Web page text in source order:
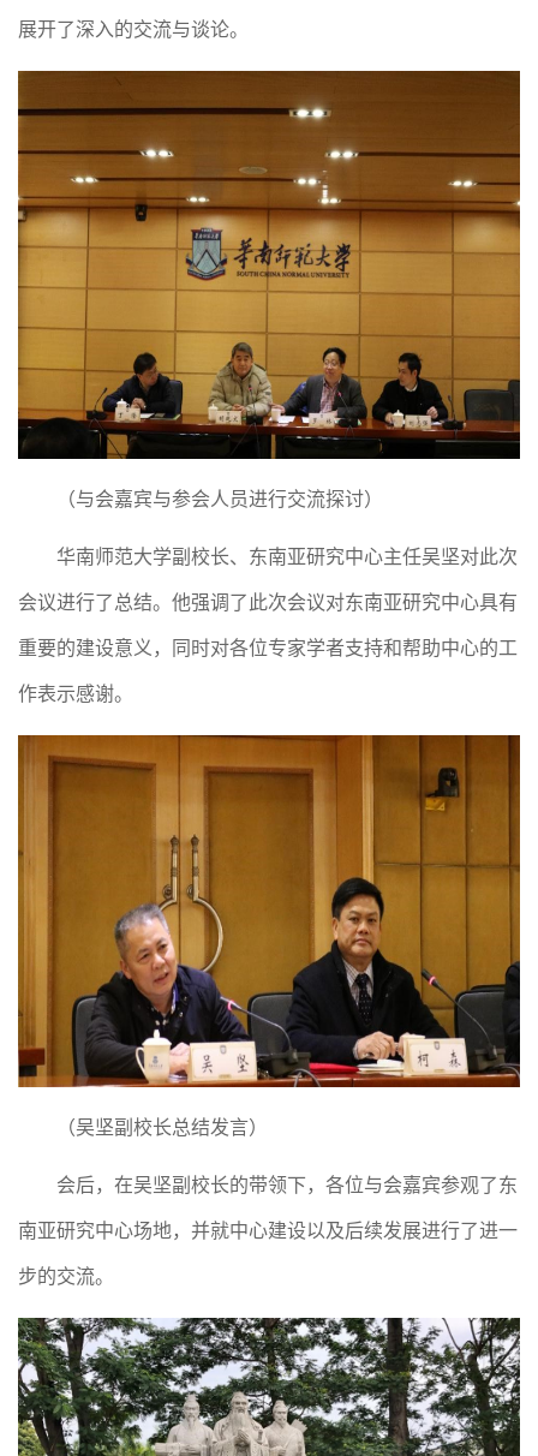
展开了深入的交流与谈论。
（与会嘉宾与参会人员进行交流探讨）
华南师范大学副校长、东南亚研究中心主任吴坚对此次
会议进行了总结。他强调了此次会议对东南亚研究中心具有
重要的建设意义，同时对各位专家学者支持和帮助中心的工
作表示感谢。
（吴坚副校长总结发言）
会后，在吴坚副校长的带领下，各位与会嘉宾参观了东
南亚研究中心场地，并就中心建设以及后续发展进行了进一
步的交流。